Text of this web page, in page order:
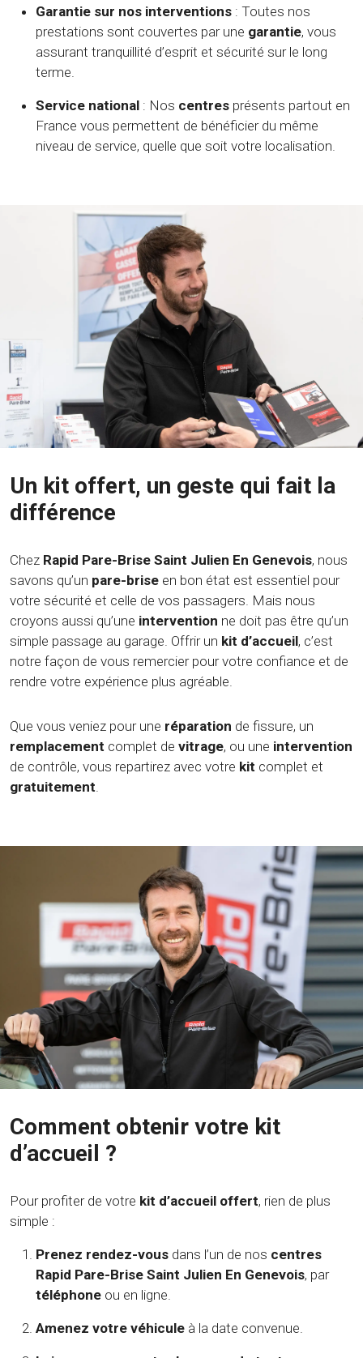
Garantie sur nos interventions : Toutes nos
prestations sont couvertes par une garantie, vous
assurant tranquillité d’esprit et sécurité sur le long
terme.
Service national : Nos centres présents partout en
France vous permettent de bénéficier du même
niveau de service, quelle que soit votre localisation.
Un kit offert, un geste qui fait la
différence
Chez Rapid Pare-Brise Saint Julien En Genevois, nous
savons qu’un pare-brise en bon état est essentiel pour
votre sécurité et celle de vos passagers. Mais nous
croyons aussi qu’une intervention ne doit pas être qu’un
simple passage au garage. Offrir un kit d’accueil, c’est
notre façon de vous remercier pour votre confiance et de
rendre votre expérience plus agréable.
Que vous veniez pour une réparation de fissure, un
remplacement complet de vitrage, ou une intervention
de contrôle, vous repartirez avec votre kit complet et
gratuitement.
Comment obtenir votre kit
d’accueil ?
Pour profiter de votre kit d’accueil offert, rien de plus
simple :
Prenez rendez-vous dans l’un de nos centres
Rapid Pare-Brise Saint Julien En Genevois, par
téléphone ou en ligne.
Amenez votre véhicule à la date convenue.